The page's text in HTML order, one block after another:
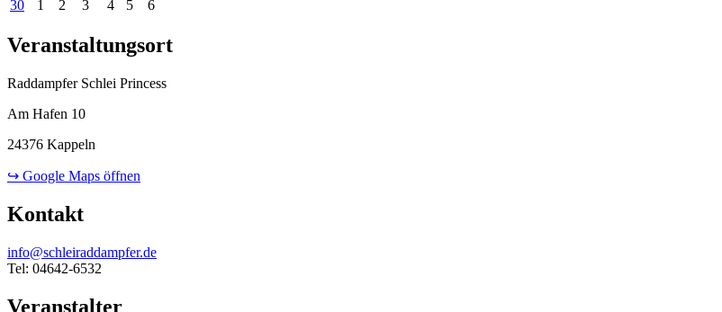
30
1 2 3 4 5 6
Veranstaltungsort
Raddampfer Schlei Princess
Am Hafen 10
24376 Kappeln
↪ Google Maps öffnen
Kontakt
info@schleiraddampfer.de
Tel: 04642-6532
Veranstalter